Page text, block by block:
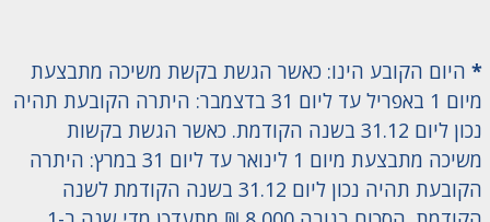
* היום הקובע הינו: כאשר הגשת בקשת משיכה מתבצעת
מיום 1 באפריל עד ליום 31 בדצמבר: היתרה הקובעת תהיה
נכון ליום 31.12 בשנה הקודמת. כאשר הגשת בקשות
משיכה מתבצעת מיום 1 לינואר עד ליום 31 במרץ: היתרה
הקובעת תהיה נכון ליום 31.12 בשנה הקודמת לשנה